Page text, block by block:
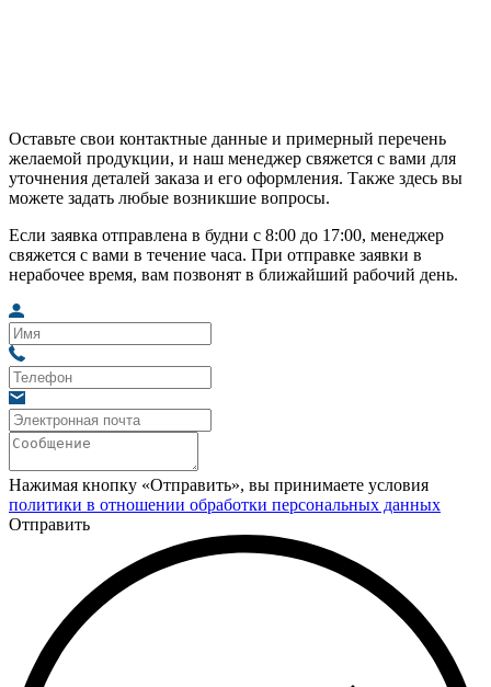
Оставьте свои контактные данные и примерный перечень
желаемой продукции, и наш менеджер свяжется с вами для
уточнения деталей заказа и его оформления. Также здесь вы
можете задать любые возникшие вопросы.
Если заявка отправлена в будни с 8:00 до 17:00, менеджер
свяжется с вами в течение часа. При отправке заявки в
нерабочее время, вам позвонят в ближайший рабочий день.
Нажимая кнопку «Отправить», вы принимаете условия
политики в отношении обработки персональных данных
Отправить